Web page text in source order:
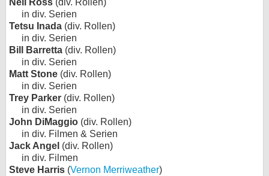
Neil Ross (div. Rollen)
in div. Serien
Tetsu Inada (div. Rollen)
in div. Serien
Bill Barretta (div. Rollen)
in div. Serien
Matt Stone (div. Rollen)
in div. Serien
Trey Parker (div. Rollen)
in div. Serien
John DiMaggio (div. Rollen)
in div. Filmen & Serien
Jack Angel (div. Rollen)
in div. Filmen
Steve Harris (Vernon Merriweather)